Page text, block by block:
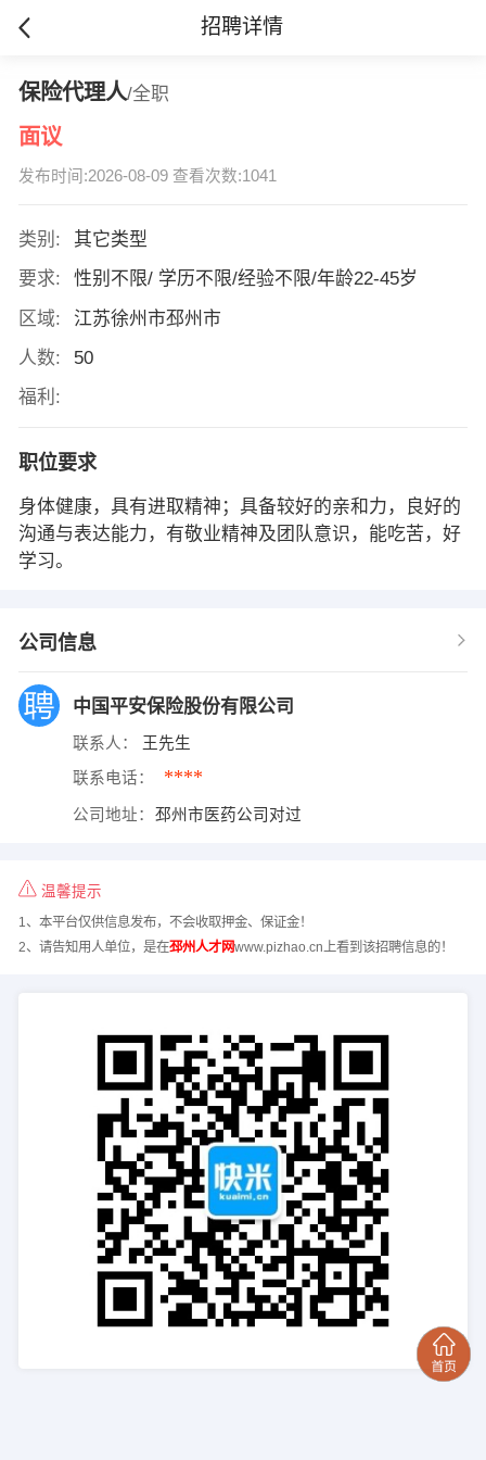
招聘详情
保险代理人/全职
面议
发布时间:2026-08-09 查看次数:1041
类别:
其它类型
要求:
性别不限/ 学历不限/经验不限/年龄22-45岁
区域:
江苏徐州市邳州市
人数:
50
福利:
职位要求
身体健康，具有进取精神；具备较好的亲和力，良好的
沟通与表达能力，有敬业精神及团队意识，能吃苦，好
学习。
公司信息
中国平安保险股份有限公司
联系人： 王先生
联系电话： ****
公司地址： 邳州市医药公司对过
温馨提示
1、本平台仅供信息发布，不会收取押金、保证金！
2、请告知用人单位，是在邳州人才网www.pizhao.cn上看到该招聘信息的！